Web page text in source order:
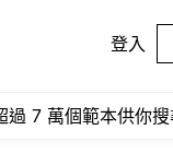
登入